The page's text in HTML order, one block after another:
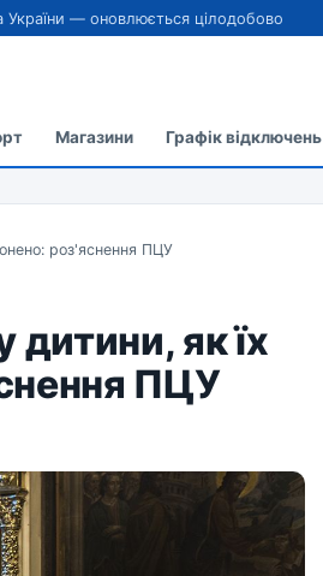
України — оновлюється цілодобово
Магазини Графік відключень
роз'яснення ПЦУ
як їх
ПЦУ